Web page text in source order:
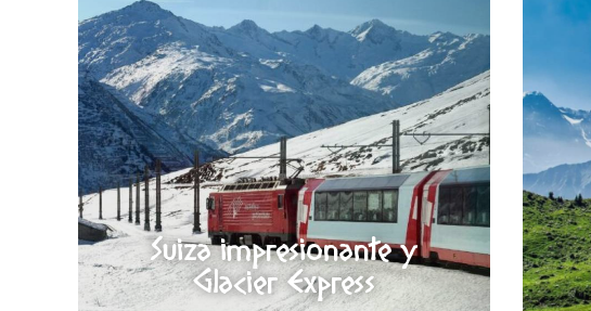
Suiza impresionante y
Glacier Express